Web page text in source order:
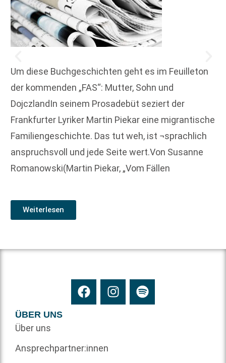
Um diese Buchgeschichten geht es im Feuilleton
der kommenden „FAS“: Mutter, Sohn und
DojczlandIn seinem Prosadebüt seziert der
Frankfurter Lyriker Martin Piekar eine migrantische
Familiengeschichte. Das tut weh, ist ¬sprachlich
anspruchsvoll und jede Seite wert.Von Susanne
Romanowski(Martin Piekar, „Vom Fällen
Weiterlesen
ÜBER UNS
Über uns
Ansprechpartner:innen